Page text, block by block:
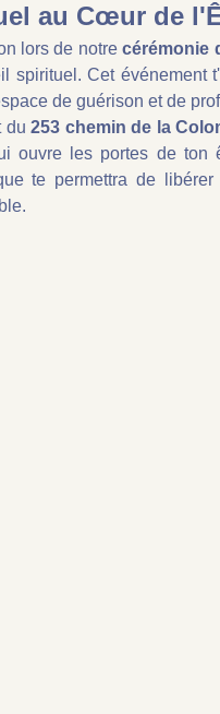
au Cœur de
lors de notre cérémonie
spirituel. Cet événement
de guérison et de
du 253 chemin de la
ouvre les portes de ton
te permettra de